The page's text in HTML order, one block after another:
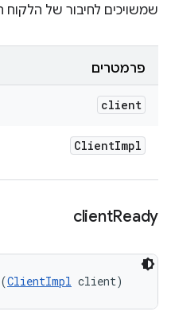
שמשויכים לחיבור של הלקוח
פרמטרים
client
ClientImpl
clientReady
ClientImpl client)